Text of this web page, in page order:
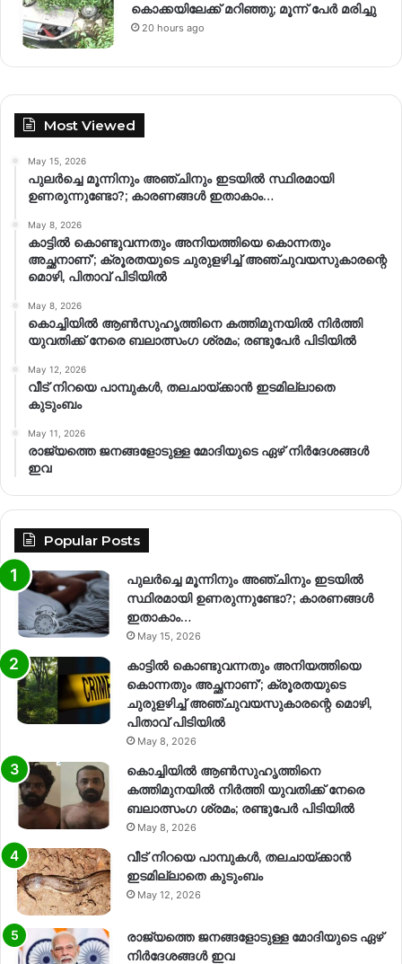
കൊക്കയിലേക്ക് മറിഞ്ഞു; മൂന്ന് പേർ മരിച്ചു
20 hours ago
Most Viewed
May 15, 2026
പുലർച്ചെ മൂന്നിനും അഞ്ചിനും ഇടയിൽ സ്ഥിരമായി
ഉണരുന്നുണ്ടോ?; കാരണങ്ങള്‍ ഇതാകാം…
May 8, 2026
കാട്ടിൽ കൊണ്ടുവന്നതും അനിയത്തിയെ കൊന്നതും
അച്ഛനാണ്’; ക്രൂരതയുടെ ചുരുളഴിച്ച് അഞ്ചുവയസുകാരന്റെ
മൊഴി, പിതാവ് പിടിയിൽ
May 8, 2026
കൊച്ചിയിൽ ആൺസുഹൃത്തിനെ കത്തിമുനയിൽ നിർത്തി
യുവതിക്ക് നേരെ ബലാത്സംഗ​ ശ്രമം; രണ്ടുപേർ പിടിയിൽ
May 12, 2026
വീട് നിറയെ പാമ്പുകൾ, തലചായ്ക്കാൻ ഇടമില്ലാതെ
കുടുംബം
May 11, 2026
രാജ്യത്തെ ജനങ്ങളോടുള്ള മോദിയുടെ ഏഴ് നിര്‍ദേശങ്ങള്‍
ഇവ
Popular Posts
പുലർച്ചെ മൂന്നിനും അഞ്ചിനും ഇടയിൽ
സ്ഥിരമായി ഉണരുന്നുണ്ടോ?; കാരണങ്ങള്‍
ഇതാകാം…
May 15, 2026
കാട്ടിൽ കൊണ്ടുവന്നതും അനിയത്തിയെ
കൊന്നതും അച്ഛനാണ്’; ക്രൂരതയുടെ
ചുരുളഴിച്ച് അഞ്ചുവയസുകാരന്റെ മൊഴി,
പിതാവ് പിടിയിൽ
May 8, 2026
കൊച്ചിയിൽ ആൺസുഹൃത്തിനെ
കത്തിമുനയിൽ നിർത്തി യുവതിക്ക് നേരെ
ബലാത്സംഗ​ ശ്രമം; രണ്ടുപേർ പിടിയിൽ
May 8, 2026
വീട് നിറയെ പാമ്പുകൾ, തലചായ്ക്കാൻ
ഇടമില്ലാതെ കുടുംബം
May 12, 2026
രാജ്യത്തെ ജനങ്ങളോടുള്ള മോദിയുടെ ഏഴ്
നിര്‍ദേശങ്ങള്‍ ഇവ